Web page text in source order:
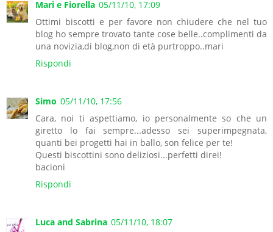
Mari e Fiorella 05/11/10, 17:09
Ottimi biscotti e per favore non chiudere che nel tuo
blog ho sempre trovato tante cose belle..complimenti da
una novizia,di blog,non di età purtroppo..mari
Rispondi
Simo 05/11/10, 17:56
Cara, noi ti aspettiamo, io personalmente so che un
giretto lo fai sempre...adesso sei superimpegnata,
quanti bei progetti hai in ballo, son felice per te!
Questi biscottini sono deliziosi...perfetti direi!
bacioni
Rispondi
Luca and Sabrina 05/11/10, 18:07